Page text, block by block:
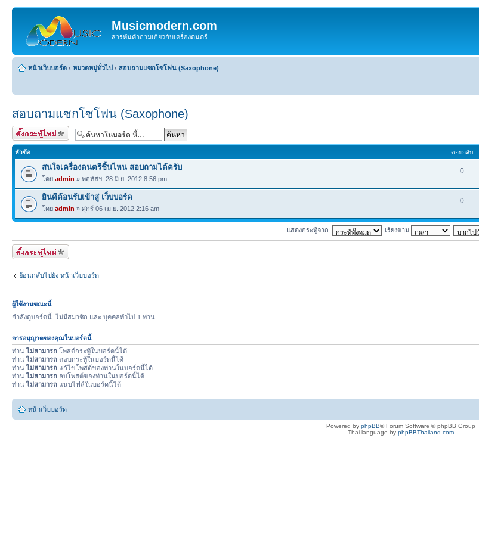
Musicmodern.com
สารพันคำถามเกี่ยวกับเครื่องดนตรี
หน้าเว็บบอร์ด ‹ หมวดหมู่ทั่วไป ‹ สอบถามแซกโซโฟน (Saxophone)
สอบถามแซกโซโฟน (Saxophone)
ตั้งกระทู้ใหม่
หัวข้อ ตอบกลับ
สนใจเครื่องดนตรีชิ้นไหน สอบถามได้ครับ
โดย admin » พฤหัสฯ. 28 มิ.ย. 2012 8:56 pm
0
ยินดีต้อนรับเข้าสู่ เว็บบอร์ด
โดย admin » ศุกร์ 06 เม.ย. 2012 2:16 am
0
แสดงกระทู้จาก: เรียงตาม
ตั้งกระทู้ใหม่
ย้อนกลับไปยัง หน้าเว็บบอร์ด
ผู้ใช้งานขณะนี้
่กำลังดูบอร์ดนี้: ไม่มีสมาชิก และ บุคคลทั่วไป 1 ท่าน
การอนุญาตของคุณในบอร์ดนี้
ท่านไม่สามารถ โพสต์กระทู้ในบอร์ดนี้ได้
ท่านไม่สามารถ ตอบกระทู้ในบอร์ดนี้ได้
ท่านไม่สามารถ แก้ไขโพสต์ของท่านในบอร์ดนี้ได้
ท่านไม่สามารถ ลบโพสต์ของท่านในบอร์ดนี้ได้
ท่านไม่สามารถ แนบไฟล์ในบอร์ดนี้ได้
หน้าเว็บบอร์ด
Powered by phpBB® Forum Software © phpBB Group
Thai language by phpBBThailand.com